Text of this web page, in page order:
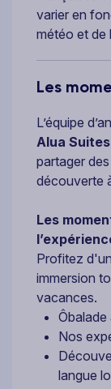
varier en
météo et de
Les
L’équipe
Alua
partager
découverte
Les
Profitez
immersion
vacances.
Nos
langue